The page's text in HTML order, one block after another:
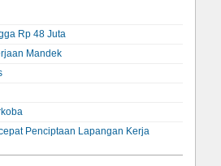
Rp 48 Juta
Mandek
Penciptaan Lapangan Kerja